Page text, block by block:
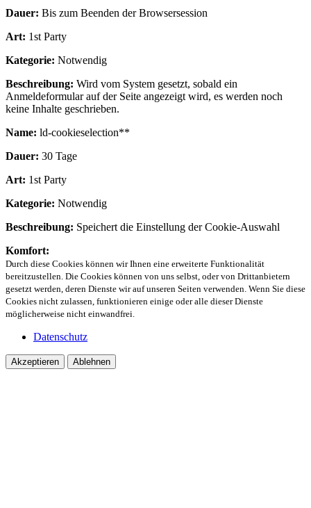
Dauer: Bis zum Beenden der Browsersession
Art: 1st Party
Kategorie: Notwendig
Beschreibung: Wird vom System gesetzt, sobald ein
Anmeldeformular auf der Seite angezeigt wird, es werden noch
keine Inhalte geschrieben.
Name: ld-cookieselection**
Dauer: 30 Tage
Art: 1st Party
Kategorie: Notwendig
Beschreibung: Speichert die Einstellung der Cookie-Auswahl
Komfort:
Durch diese Cookies können wir Ihnen eine erweiterte Funktionalität
bereitzustellen. Die Cookies können von uns selbst, oder von Drittanbietern
gesetzt werden, deren Dienste wir auf unseren Seiten verwenden. Wenn Sie diese
Cookies nicht zulassen, funktionieren einige oder alle dieser Dienste
möglicherweise nicht einwandfrei.
Datenschutz
Akzeptieren Ablehnen